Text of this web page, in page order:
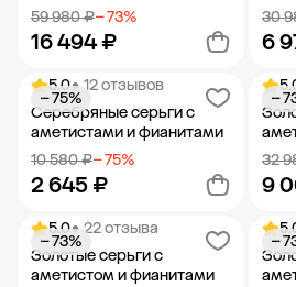
59 980 ₽− 73%
16 494 ₽
Добавить в корзину
30
6
5.0• 12 отзывов
Серебряные серьги с
аметистами и фианитами
10 580 ₽− 75%
2 645 ₽
− 75%
Добавить в корзину
32
9
−
5.0• 22 отзыва
Золотые серьги с
аметистом и фианитами
− 73% −